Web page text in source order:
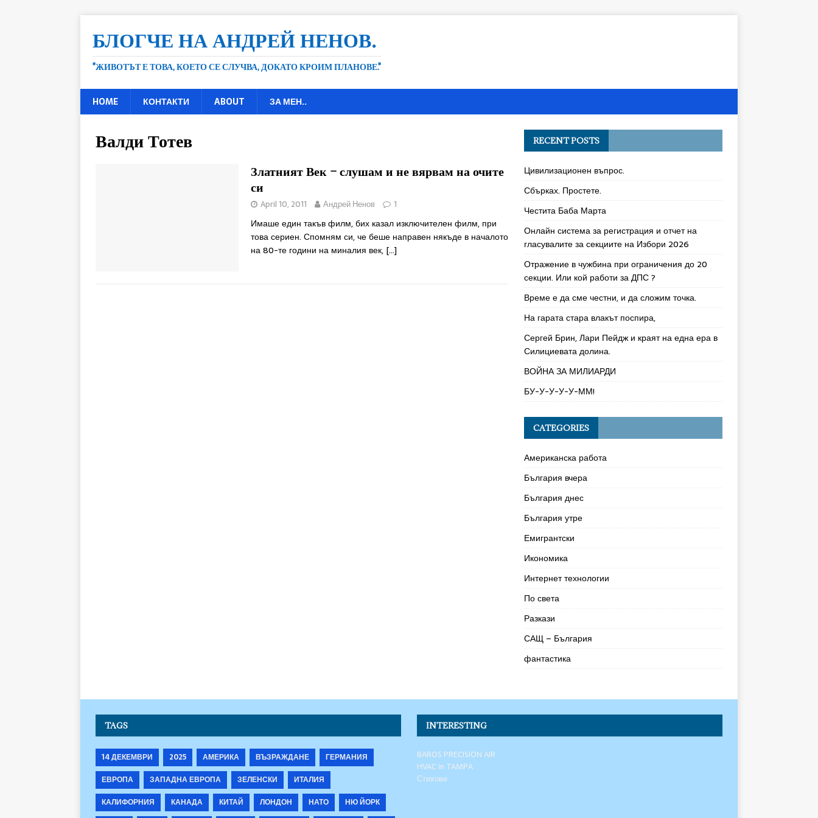
БЛОГЧЕ НА АНДРЕЙ НЕНОВ.
"ЖИВОТЪТ Е ТОВА, КОЕТО СЕ СЛУЧВА, ДОКАТО КРОИМ ПЛАНОВЕ."
HOME КОНТАКТИ ABOUT ЗА МЕН..
Валди Тотев
Златният Век – слушам и не вярвам на очите
си
April 10, 2011 Андрей Ненов 1
Имаше един такъв филм, бих казал изключителен филм, при
това сериен. Спомням си, че беше направен някъде в началото
на 80-те години на миналия век, […]
RECENT POSTS
Цивилизационен въпрос.
Сбърках. Простете.
Честита Баба Марта
Онлайн система за регистрация и отчет на
гласувалите за секциите на Избори 2026
Отражение в чужбина при ограничения до 20
секции. Или кой работи за ДПС ?
Време е да сме честни, и да сложим точка.
На гарата стара влакът поспира,
Сергей Брин, Лари Пейдж и краят на една ера в
Силициевата долина.
ВОЙНА ЗА МИЛИАРДИ
БУ-У-У-У-У-ММ!
CATEGORIES
Американска работа
България вчера
България днес
България утре
Емигрантски
Икономика
Интернет технологии
По света
Разкази
САЩ – България
фантастика
TAGS
14 ДЕКЕМВРИ 2025 АМЕРИКА ВЪЗРАЖДАНЕ
ГЕРМАНИЯ
ЕВРОПА
ЗАПАДНА ЕВРОПА ЗЕЛЕНСКИ
ИТАЛИЯ
КАЛИФОРНИЯ
КАНАДА КИТАЙ ЛОНДОН НАТО НЮ ЙОРК
INTERESTING
BAROS PRECISION AIR
HVAC in TAMPA
Стихове